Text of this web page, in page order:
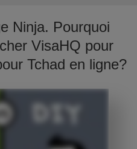
Ninja. Pourquoi
VisaHQ pour
Tchad en ligne?